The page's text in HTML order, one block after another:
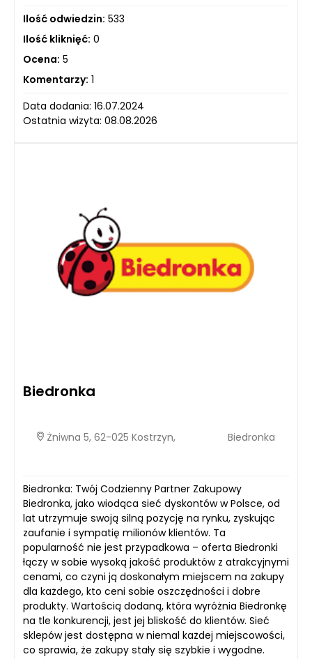
Ilość odwiedzin: 533
Ilość kliknięć: 0
Ocena: 5
Komentarzy: 1
Data dodania: 16.07.2024
Ostatnia wizyta: 08.08.2026
Biedronka
Żniwna 5, 62-025 Kostrzyn, Biedronka
Biedronka: Twój Codzienny Partner Zakupowy
Biedronka, jako wiodąca sieć dyskontów w Polsce, od
lat utrzymuje swoją silną pozycję na rynku, zyskując
zaufanie i sympatię milionów klientów. Ta
popularność nie jest przypadkowa – oferta Biedronki
łączy w sobie wysoką jakość produktów z atrakcyjnymi
cenami, co czyni ją doskonałym miejscem na zakupy
dla każdego, kto ceni sobie oszczędności i dobre
produkty. Wartością dodaną, która wyróżnia Biedronkę
na tle konkurencji, jest jej bliskość do klientów. Sieć
sklepów jest dostępna w niemal każdej miejscowości,
co sprawia, że zakupy stały się szybkie i wygodne.